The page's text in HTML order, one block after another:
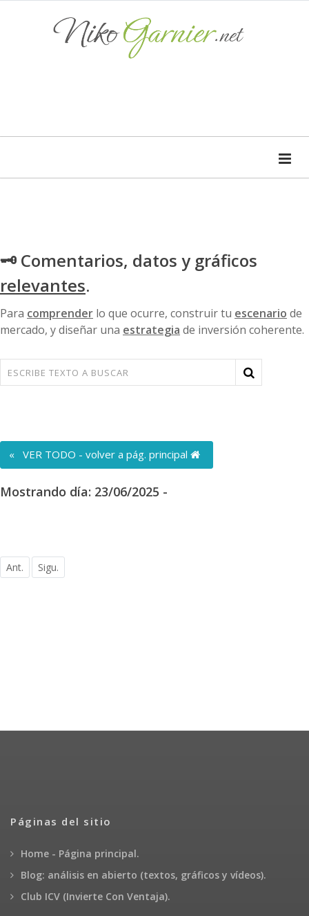
🗝 Comentarios, datos y gráficos
relevantes.
Para comprender lo que ocurre, construir tu escenario de
mercado, y diseñar una estrategia de inversión coherente.
« VER TODO - volver a pág. principal
Mostrando día: 23/06/2025 -
Ant. Sigu.
Páginas del sitio
Home - Página principal.
Blog: análisis en abierto (textos, gráficos y vídeos).
Club ICV (Invierte Con Ventaja).